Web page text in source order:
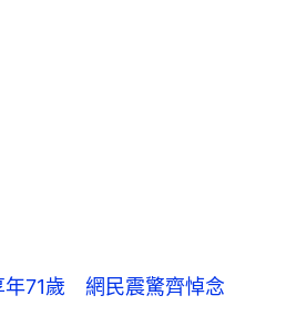
年71歲 網民震驚齊悼念